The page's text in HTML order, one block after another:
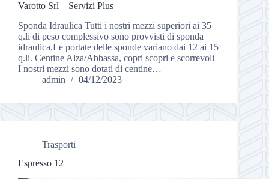
Varotto Srl – Servizi Plus
Sponda Idraulica Tutti i nostri mezzi superiori ai 35
q.li di peso complessivo sono provvisti di sponda
idraulica.Le portate delle sponde variano dai 12 ai 15
q.li. Centine Alza/Abbassa, copri scopri e scorrevoli
I nostri mezzi sono dotati di centine…
admin
04/12/2023
Trasporti
Espresso 12